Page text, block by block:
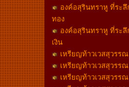
องค์อสุรินทราหู ที่ระ
ทอง
องค์อสุรินทราหู ที่ระ
เงิน
เหรียญท้าวเวสสุวร
เหรียญท้าวเวสสุวร
เหรียญท้าวเวสสุวรร